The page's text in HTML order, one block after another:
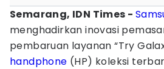
Semarang, IDN Times -
menghadirkan inovasi
pembaruan layanan “Try
handphone (HP) koleksi